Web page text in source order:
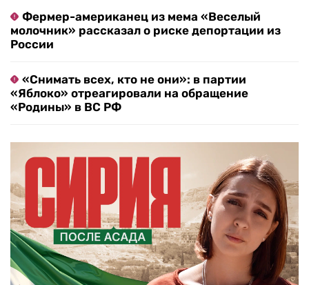
Фермер-американец из мема «Веселый
молочник» рассказал о риске депортации из
России
«Снимать всех, кто не они»: в партии
«Яблоко» отреагировали на обращение
«Родины» в ВС РФ